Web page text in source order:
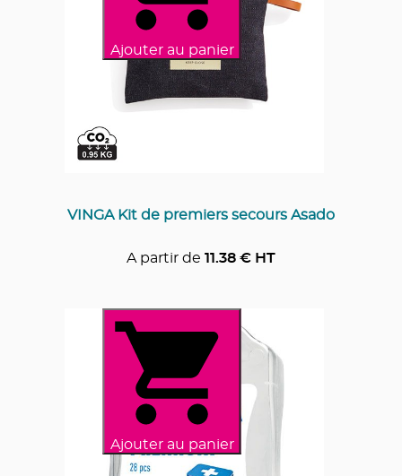
Ajouter au panier
VINGA Kit de premiers secours Asado
A partir de 11.38 € HT
Ajouter au panier